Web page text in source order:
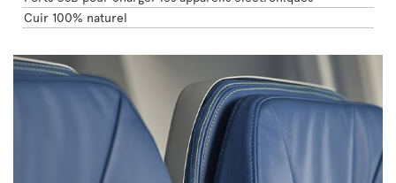
Cuir 100% naturel